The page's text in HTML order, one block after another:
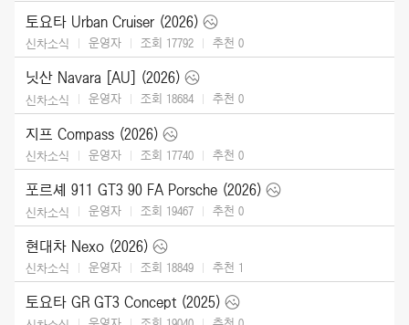
토요타 Urban Cruiser (2026)
신차소식 운영자 조회 17792 추천 0
닛산 Navara [AU] (2026)
신차소식 운영자 조회 18684 추천 0
지프 Compass (2026)
신차소식 운영자 조회 17740 추천 0
포르셰 911 GT3 90 FA Porsche (2026)
신차소식 운영자 조회 19467 추천 0
현대차 Nexo (2026)
신차소식 운영자 조회 18849 추천 1
토요타 GR GT3 Concept (2025)